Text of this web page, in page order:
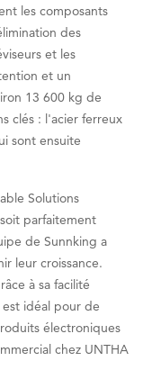
les composants
des
et les
et un
13 600 kg de
clés : l'acier ferreux
sont ensuite
Solutions
parfaitement
de Sunnking a
leur croissance.
à sa facilité
idéal pour de
électroniques
chez UNTHA